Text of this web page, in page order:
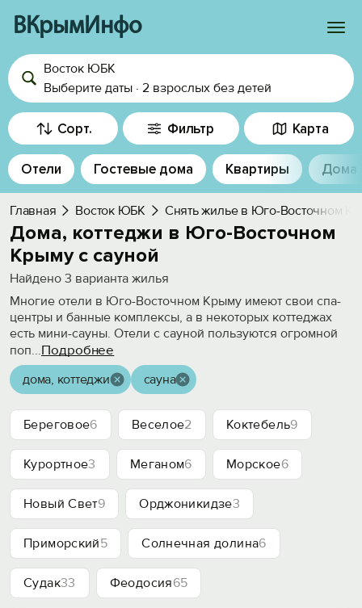
ВКрымИнфо
Войти
Избранное
История просмотра
Добавить свой объект
Восток ЮБК
Выберите даты · 2 взрослых без детей
Сорт. Фильтр Карта
Отели Гостевые дома Квартиры Дома
Главная Восток ЮБК Снять жилье в Юго-Восточном
Дома, коттеджи в Юго-Восточном
Крыму с сауной
Найдено 3 варианта жилья
Многие отели в Юго-Восточном Крыму имеют свои спа-
центры и банные комплексы, а в некоторых коттеджах
есть мини-сауны. Отели с сауной пользуются огромной
поп...Подробнее
дома, коттеджи сауна
Береговое6 Веселое2 Коктебель9
Курортное3 Меганом6 Морское6
Новый Свет9 Орджоникидзе3
Приморский5 Солнечная долина6
Судак33 Феодосия65